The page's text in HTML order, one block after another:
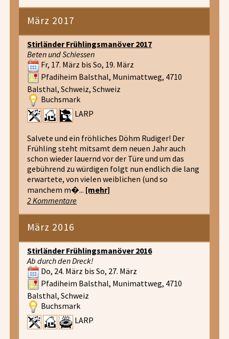
März 2017
Stirländer Frühlingsmanöver 2017
Beten und Schiessen
Fr, 17. März bis So, 19. März
Pfadiheim Balsthal, Munimattweg, 4710
Balsthal, Schweiz, Schweiz
Buchsmark
LARP
Salvete und ein fröhliches Döhm Rudiger! Der
Frühling steht mitsamt dem neuen Jahr auch
schon wieder lauernd vor der Türe und um das
gebührend zu würdigen folgt nun endlich die lang
erwartete, von vielen weiblichen (und so
manchem m�... [mehr]
2 Kommentare
März 2016
Stirländer Frühlingsmanöver 2016
Ab durch den Dreck!
Do, 24. März bis So, 27. März
Pfadiheim Balsthal, Munimattweg, 4710
Balsthal, Schweiz
Buchsmark
LARP